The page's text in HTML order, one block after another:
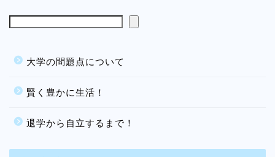
大学の問題点について
賢く豊かに生活！
退学から自立するまで！